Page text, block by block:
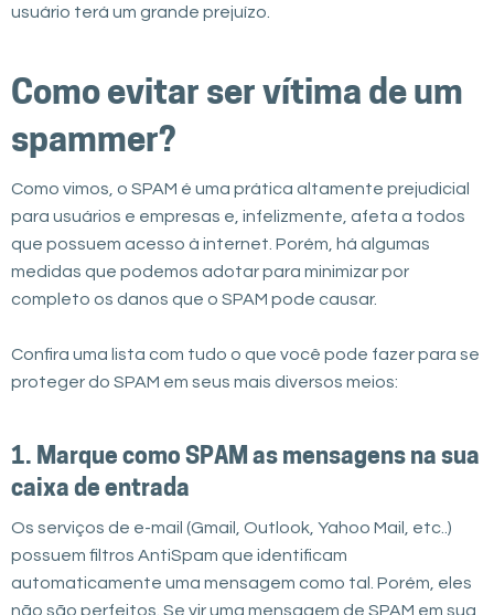
usuário terá um grande prejuízo.
Como evitar ser vítima de um
spammer?
Como vimos, o SPAM é uma prática altamente prejudicial
para usuários e empresas e, infelizmente, afeta a todos
que possuem acesso à internet. Porém, há algumas
medidas que podemos adotar para minimizar por
completo os danos que o SPAM pode causar.
Confira uma lista com tudo o que você pode fazer para se
proteger do SPAM em seus mais diversos meios:
1. Marque como SPAM as mensagens na sua
caixa de entrada
Os serviços de e-mail (Gmail, Outlook, Yahoo Mail, etc..)
possuem filtros AntiSpam que identificam
automaticamente uma mensagem como tal. Porém, eles
não são perfeitos. Se vir uma mensagem de SPAM em sua